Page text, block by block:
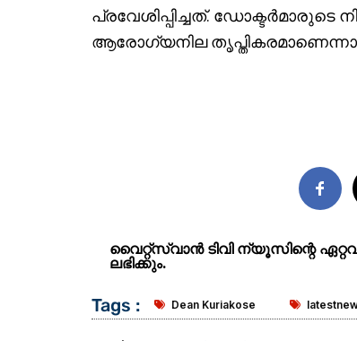
പ്രവേശിപ്പിച്ചത്.
ആരോഗ്യനില
വൈറ്റ്സ്വാൻ ടിവി ന്യൂസിന്റെ
ലഭിക്കും.
Tags : Dean Kuriakose